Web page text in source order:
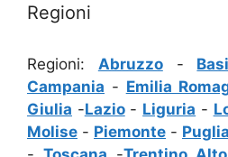
Regioni
Regioni: Abruzzo-
Campania - Emilia
Giulia -Lazio- Liguria -
Molise - Piemonte - Puglia